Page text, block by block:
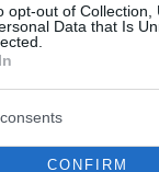
opt-out of
Data that Is
CONFIRM
που σκότωσαν